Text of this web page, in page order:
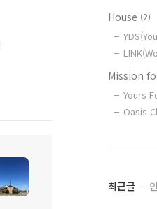
House (2)
Mission
Yours
Oasis
최
최근글